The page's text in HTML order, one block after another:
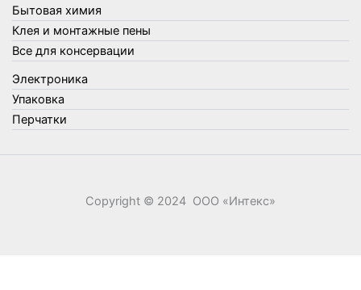
Хозяйственные товары
Швабры, стекломои, черенки и насадки
Шнуры, веревки и шпагаты
Электроника
Элементы питания
Бытовая химия
Клея и монтажные пены
Все для консервации
Электроника
Упаковка
Перчатки
Copyright © 2024 ООО «‎Интекс»‎